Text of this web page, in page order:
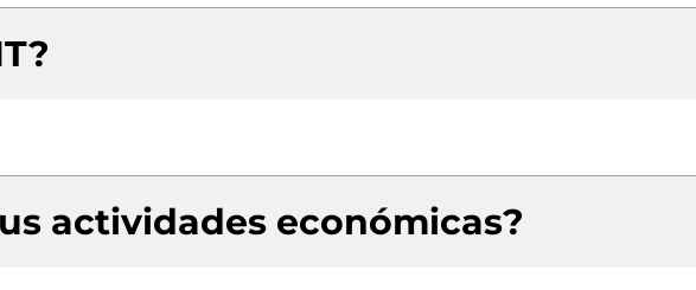
actividades económicas?